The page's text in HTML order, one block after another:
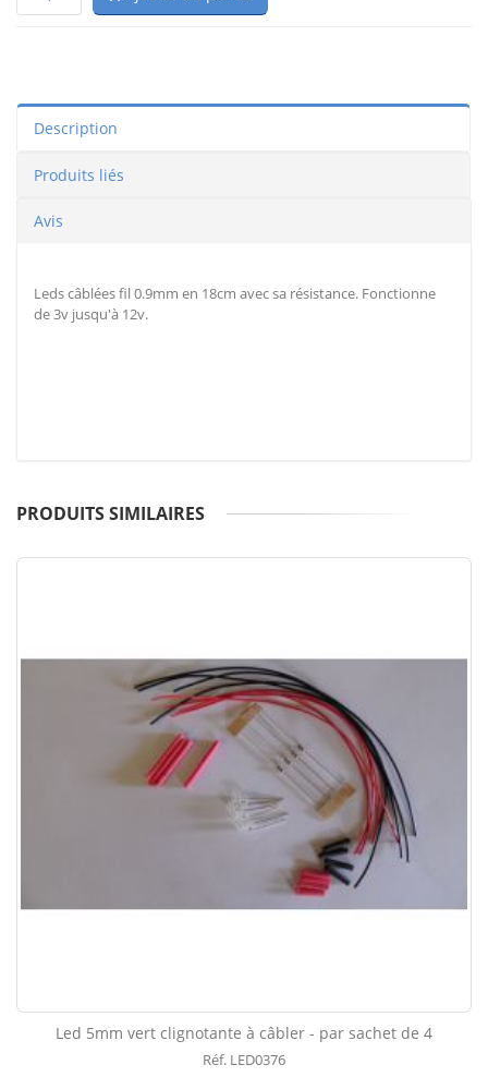
Description
Produits liés
Avis
Leds câblées fil 0.9mm en 18cm avec sa résistance. Fonctionne
de 3v jusqu'à 12v.
PRODUITS SIMILAIRES
Led 5mm vert clignotante à câbler - par sachet de 4
Réf. LED0376